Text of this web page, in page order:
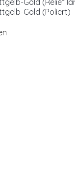
Gold (Relief
Gold (Poliert)